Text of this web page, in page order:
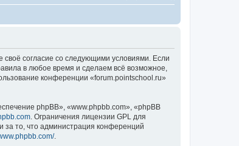
согласие со следующими условиями. Если
в любое время и сделаем всё возможное,
конференции «forum.pointschool.ru»
phpBB», «www.phpbb.com», «phpBB
. Ограничения лицензии GPL для
за то, что администрация конференций
.